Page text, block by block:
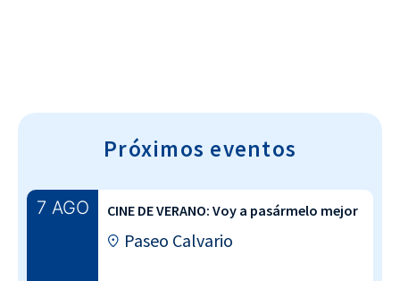
Próximos eventos
7 AGO CINE DE VERANO: Voy a pasármelo mejor
Paseo Calvario